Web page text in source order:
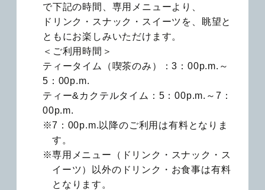
で下記の時間、専用メニューより、
ドリンク・スナック・スイーツを、眺望と
ともにお楽しみいただけます。
＜ご利用時間＞
ティータイム（喫茶のみ）：3：00p.m.～
5：00p.m.
ティー&カクテルタイム：5：00p.m.～7：
00p.m.
7：00p.m.以降のご利用は有料となりま
す。
専用メニュー（ドリンク・スナック・ス
イーツ）以外のドリンク・お食事は有料
となります。